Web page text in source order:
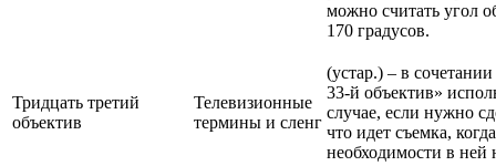
можно считать угол
170 градусов.
Тридцать третий
объектив
Телевизионные
термины и сленг
(устар.) – в
33-й объектив»
случае, если нужно
что идет съемка,
необходимости в ней